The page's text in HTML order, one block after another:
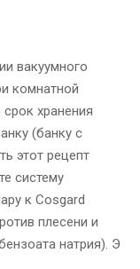
вакуумного
комнатной
срок хранения
(банку с
этот рецепт
систему
к Cosgard
плесени и
натрия). Э